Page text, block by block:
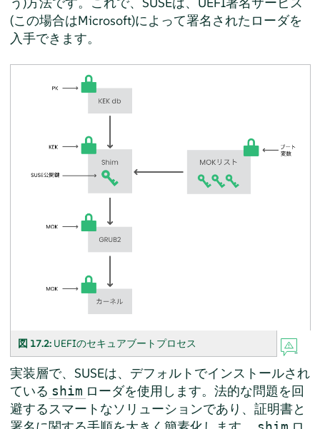
(この場合はMicrosoft)によって署名されたローダを
入手できます。
図 17.2: UEFIのセキュアブートプロセス
実装層で、SUSEは、デフォルトでインストールされ
ている shim ローダを使用します。法的な問題を回
避するスマートなソリューションであり、証明書と